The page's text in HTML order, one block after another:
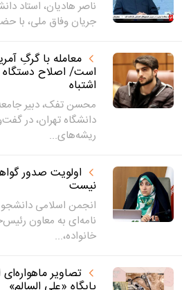
ناصر هادیان، استاد
جریان وفاق ملی، با
معامله با گرگِ
است/ اصلاح دستگاه
اشتباه
محسن تفک، دبیر
دانشگاه تهران، در
ریشه‌های...
اولویت صدور
نیست
انجمن اسلامی
نامه‌ای به معاون
خانواده،...
تصاویر